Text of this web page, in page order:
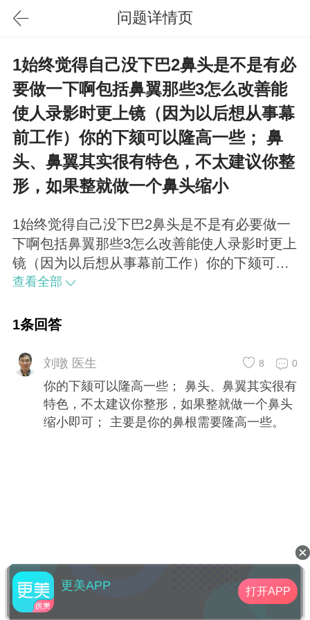
问题详情页
1始终觉得自己没下巴2鼻头是不是有必
要做一下啊包括鼻翼那些3怎么改善能
使人录影时更上镜（因为以后想从事幕
前工作）你的下颏可以隆高一些； 鼻
头、鼻翼其实很有特色，不太建议你整
形，如果整就做一个鼻头缩小
1始终觉得自己没下巴2鼻头是不是有必要做一
下啊包括鼻翼那些3怎么改善能使人录影时更上
镜（因为以后想从事幕前工作）你的下颏可以
隆高一些； 鼻头、鼻翼其实很有特色，不太建
要是你的鼻根需要隆高一些。
查看全部
1条回答
刘暾 医生 0
8
你的下颏可以隆高一些； 鼻头、鼻翼其实很有
特色，不太建议你整形，如果整就做一个鼻头
缩小即可； 主要是你的鼻根需要隆高一些。
更美APP 打开APP